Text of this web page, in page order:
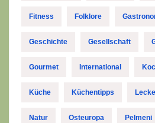
Fitness Folklore
Geschichte Gesellschaft
Gourmet International
Küche Küchentipps
Natur Osteuropa Pelmeni